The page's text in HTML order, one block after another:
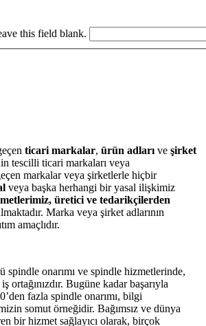
this field blank.
ticari markalar, ürün adları ve şirket
tescilli ticari markaları veya
markalar veya şirketlerle hiçbir
veya başka herhangi bir yasal ilişkimiz
üretici ve tedarikçilerden
Marka veya şirket adlarının
amaçlıdır.
spindle onarımı ve spindle hizmetlerinde,
ortağınızdır. Bugüne kadar başarıyla
fazla spindle onarımı, bilgi
somut örneğidir. Bağımsız ve dünya
bir hizmet sağlayıcı olarak, birçok